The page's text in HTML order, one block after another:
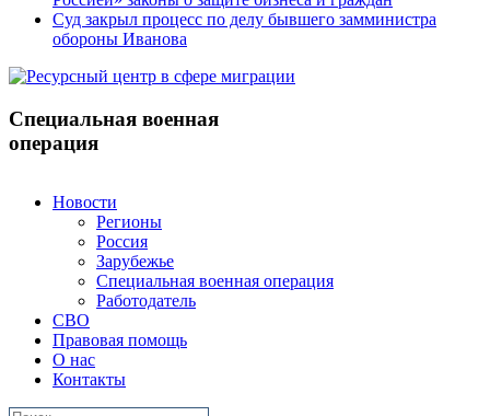
Cуд закрыл процесс по делу бывшего замминистра
обороны Иванова
Специальная военная
операция
Новости
Регионы
Россия
Зарубежье
Специальная военная операция
Работодатель
СВО
Правовая помощь
О нас
Контакты